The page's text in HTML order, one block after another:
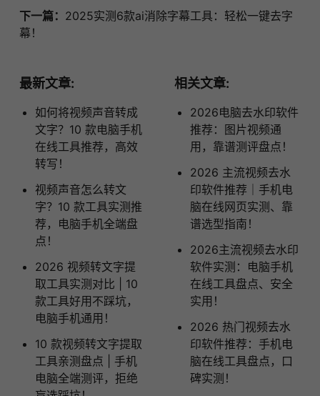
下一篇： 2025实测6款ai消除字幕工具：轻松一键去字
幕！
最新文章:
如何将视频声音转成
文字？10 款电脑手机
在线工具推荐，高效
转写！
视频声音怎么转文
字？10 款工具实测推
荐，电脑手机全端盘
点！
2026 视频转文字提
取工具实测对比 | 10
款工具好用不踩坑，
电脑手机通用！
10 款视频转文字提取
工具亲测盘点 | 手机
电脑全端测评，拒绝
相关文章:
2026电脑去水印软件
推荐：图片视频通
用，靠谱测评盘点！
2026 主流视频去水
印软件推荐｜手机电
脑在线网页实测、靠
谱选型指南！
2026主流视频去水印
软件实测：电脑手机
在线工具盘点、安全
实用！
2026 热门视频去水
印软件推荐：手机电
脑在线工具盘点，口
碑实测！